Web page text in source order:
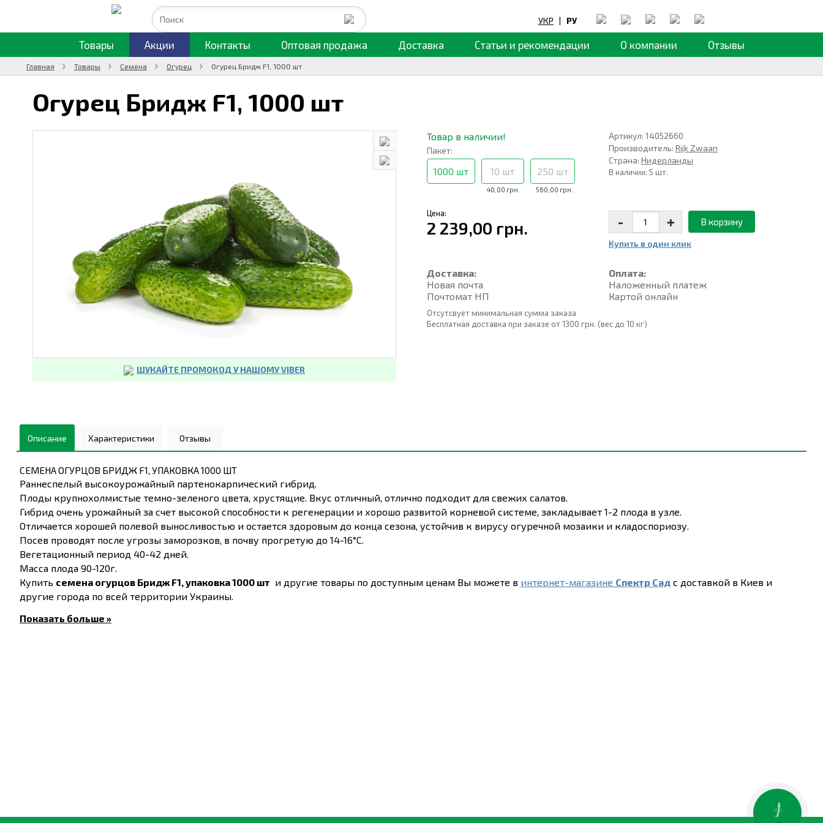
УКР | РУ
Товары Акции Контакты Оптовая продажа Доставка Статьи и рекомендации О компании Отзывы
Главная Товары Семена Огурец Огурец Бридж F1, 1000 шт
Огурец Бридж F1, 1000 шт
ШУКАЙТЕ ПРОМОКОД У НАШОМУ VIBER
Товар в наличии!
Пакет:
1000 шт
40,00 грн.
10 шт
560,00 грн.
250 шт
Артикул: 14052660
Производитель:Rijk Zwaan
Страна:Нидерланды
В наличии: 5 шт.
Цена:
2 239,00 грн. - + В корзину
Купить в один клик
Доставка:
Новая почта
Почтомат НП
Оплата:
Наложенный платеж
Картой онлайн
Отсутсвует минимальная сумма заказа
Бесплатная доставка при заказе от 1300 грн. (вес до 10 кг)
Описание Характеристики Отзывы
СЕМЕНА ОГУРЦОВ БРИДЖ F1, УПАКОВКА 1000 ШТ
Раннеспелый высокоурожайный партенокарпический гибрид.
Плоды крупнохолмистые темно-зеленого цвета, хрустящие. Вкус отличный, отлично подходит для свежих салатов.
Гибрид очень урожайный за счет высокой способности к регенерации и хорошо развитой корневой системе, закладывает 1-2 плода в узле.
Отличается хорошей полевой выносливостью и остается здоровым до конца сезона, устойчив к вирусу огуречной мозаики и кладоспориозу.
Посев проводят после угрозы заморозков, в почву прогретую до 14-16°C.
Вегетационный период 40-42 дней.
Масса плода 90-120г.
Купить семена огурцов Бридж F1, упаковка 1000 шт и другие товары по доступным ценам Вы можете в интернет-магазине Спектр Сад с доставкой в Киев и
другие города по всей территории Украины.
Показать больше »
КНОПКА
ЗВ'ЯЗКУ